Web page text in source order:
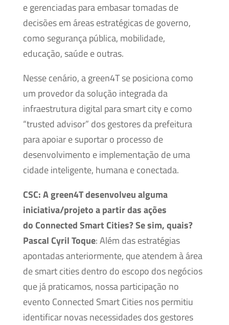
e gerenciadas para embasar tomadas de
decisões em áreas estratégicas de governo,
como segurança pública, mobilidade,
educação, saúde e outras.
Nesse cenário, a green4T se posiciona como
um provedor da solução integrada da
infraestrutura digital para smart city e como
“trusted advisor” dos gestores da prefeitura
para apoiar e suportar o processo de
desenvolvimento e implementação de uma
cidade inteligente, humana e conectada.
CSC:A green4T desenvolveu alguma
iniciativa/projeto a partir das ações
do Connected Smart Cities? Se sim, quais?
Pascal Cyril Toque: Além das estratégias
apontadas anteriormente, que atendem à área
de smart cities dentro do escopo dos negócios
que já praticamos, nossa participação no
evento Connected Smart Cities nos permitiu
identificar novas necessidades dos gestores